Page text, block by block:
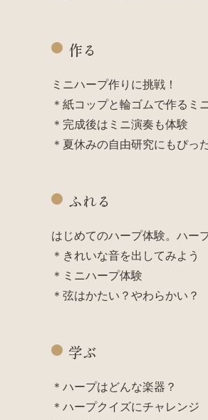
作る
ミニハープ作りに挑戦！
＊紙コップと輪ゴムで作るミ
＊完成後はミニ演奏も体験
＊夏休みの自由研究にもぴっ
ふれる
はじめてのハープ体験。ハー
＊きれいな音を出してみよう
＊ミニハープ体験
＊弦はかたい？やわらかい？
学ぶ
＊ハープはどんな楽器？
＊ハープクイズにチャレンジ